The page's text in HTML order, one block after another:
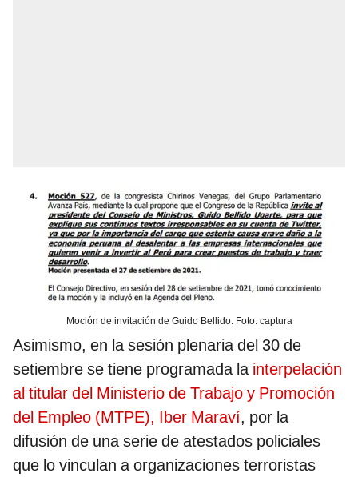
Moción de invitación de Guido Bellido. Foto: captura
Asimismo, en la sesión plenaria del 30 de
setiembre se tiene programada la interpelación
al titular del Ministerio de Trabajo y Promoción
del Empleo (MTPE), Iber Maraví, por la
difusión de una serie de atestados policiales
que lo vinculan a organizaciones terroristas